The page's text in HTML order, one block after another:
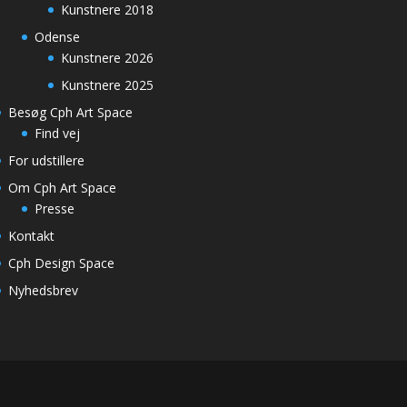
Kunstnere 2018
Odense
Kunstnere 2026
Kunstnere 2025
Besøg Cph Art Space
Find vej
For udstillere
Om Cph Art Space
Presse
Kontakt
Cph Design Space
Nyhedsbrev